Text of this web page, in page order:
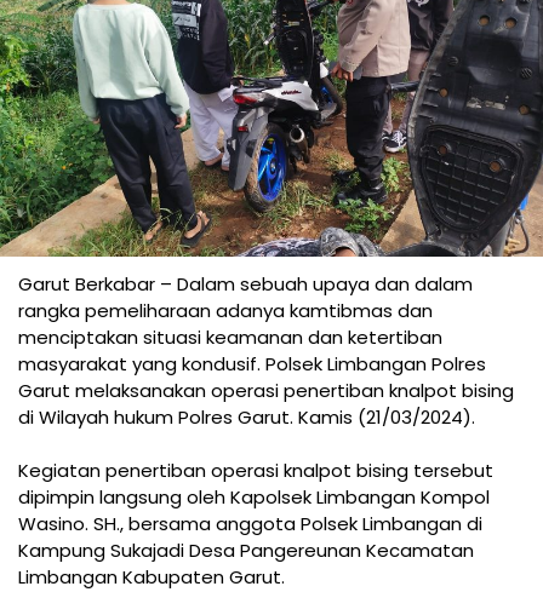
Garut Berkabar – Dalam sebuah upaya dan dalam
rangka pemeliharaan adanya kamtibmas dan
menciptakan situasi keamanan dan ketertiban
masyarakat yang kondusif. Polsek Limbangan Polres
Garut melaksanakan operasi penertiban knalpot bising
di Wilayah hukum Polres Garut. Kamis (21/03/2024).
Kegiatan penertiban operasi knalpot bising tersebut
dipimpin langsung oleh Kapolsek Limbangan Kompol
Wasino. SH., bersama anggota Polsek Limbangan di
Kampung Sukajadi Desa Pangereunan Kecamatan
Limbangan Kabupaten Garut.